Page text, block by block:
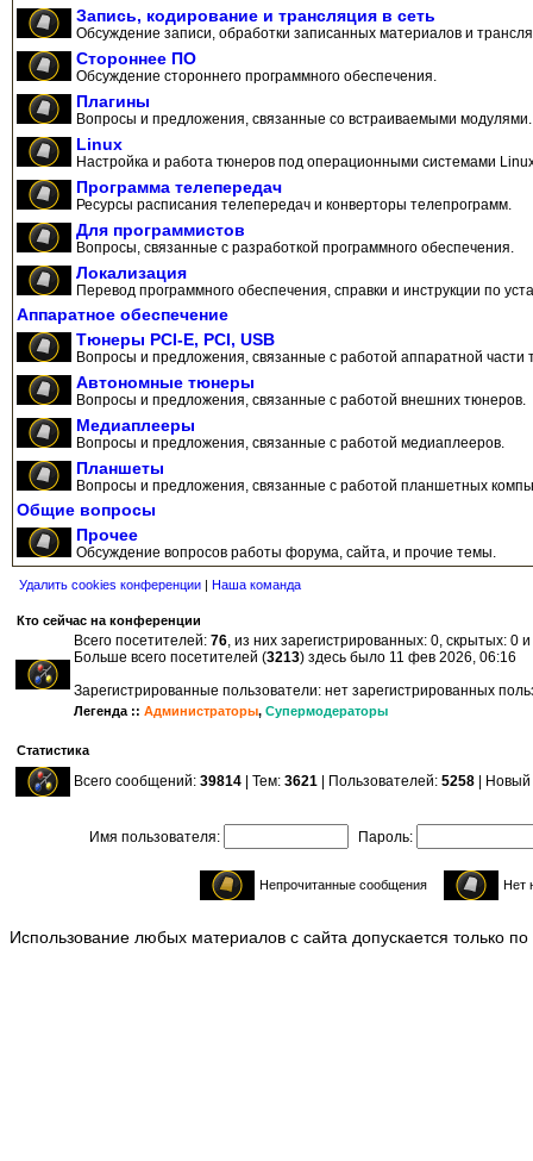
Запись, кодирование и трансляция в сеть
Обсуждение записи, обработки записанных материалов и
Стороннее ПО
Обсуждение стороннего программного обеспечения.
Плагины
Вопросы и предложения, связанные со встраиваемыми модулями.
Linux
Настройка и работа тюнеров под операционными системами
Программа телепередач
Ресурсы расписания телепередач и конверторы телепрограмм.
Для программистов
Вопросы, связанные с разработкой программного обеспечения.
Локализация
Перевод программного обеспечения, справки и инструкции по
Аппаратное обеспечение
Тюнеры PCI-E, PCI, USB
Вопросы и предложения, связанные с работой аппаратной части
Автономные тюнеры
Вопросы и предложения, связанные с работой внешних тюнеров.
Медиаплееры
Вопросы и предложения, связанные с работой медиаплееров.
Планшеты
Вопросы и предложения, связанные с работой планшетных
Общие вопросы
Прочее
Обсуждение вопросов работы форума, сайта, и прочие темы.
Удалить cookies конференции | Наша команда
Кто сейчас на конференции
Всего посетителей: 76, из них зарегистрированных: 0, скрытых: 0
Больше всего посетителей (3213) здесь было 11 фев 2026, 06:16
Зарегистрированные пользователи: нет зарегистрированных
Легенда :: Администраторы, Супермодераторы
Статистика
Всего сообщений: 39814 | Тем: 3621 | Пользователей: 5258 |
Имя пользователя: Пароль:
Непрочитанные сообщения Нет
Использование любых материалов с сайта допускается только